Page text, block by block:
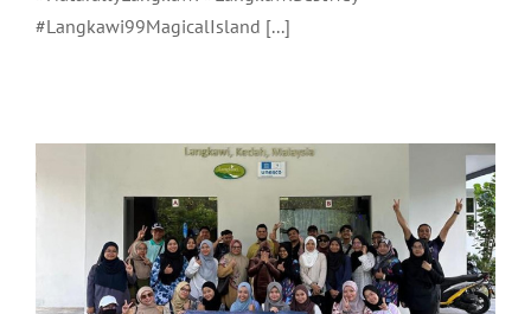
#Langkawi99MagicalIsland [...]
IGSC #100th – THE GARDEN OF